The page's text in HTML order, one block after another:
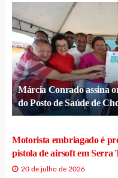
Márcia Conrado assina
do Posto de Saúde de
Motorista embriagado é
pistola de airsoft em Serra
20 de julho de 2026